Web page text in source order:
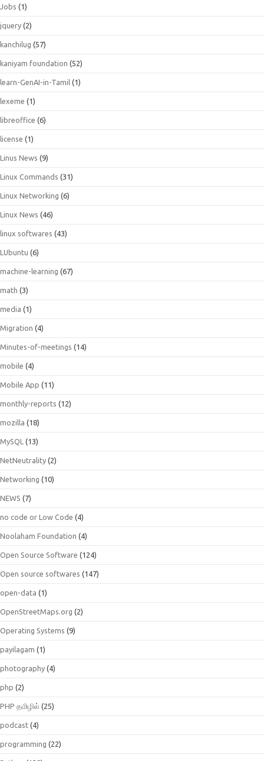
Jobs (1)
jquery (2)
kanchilug (57)
kaniyam foundation (52)
learn-GenAI-in-Tamil (1)
lexeme (1)
libreoffice (6)
license (1)
Linus News (9)
Linux Commands (31)
Linux Networking (6)
Linux News (46)
linux softwares (43)
LUbuntu (6)
machine-learning (67)
math (3)
media (1)
Migration (4)
Minutes-of-meetings (14)
mobile (4)
Mobile App (11)
monthly-reports (12)
mozilla (18)
MySQL (13)
NetNeutrality (2)
Networking (10)
NEWS (7)
no code or Low Code (4)
Noolaham Foundation (4)
Open Source Software (124)
Open source softwares (147)
open-data (1)
OpenStreetMaps.org (2)
Operating Systems (9)
payilagam (1)
photography (4)
php (2)
PHP தமிழில் (25)
podcast (4)
programming (22)